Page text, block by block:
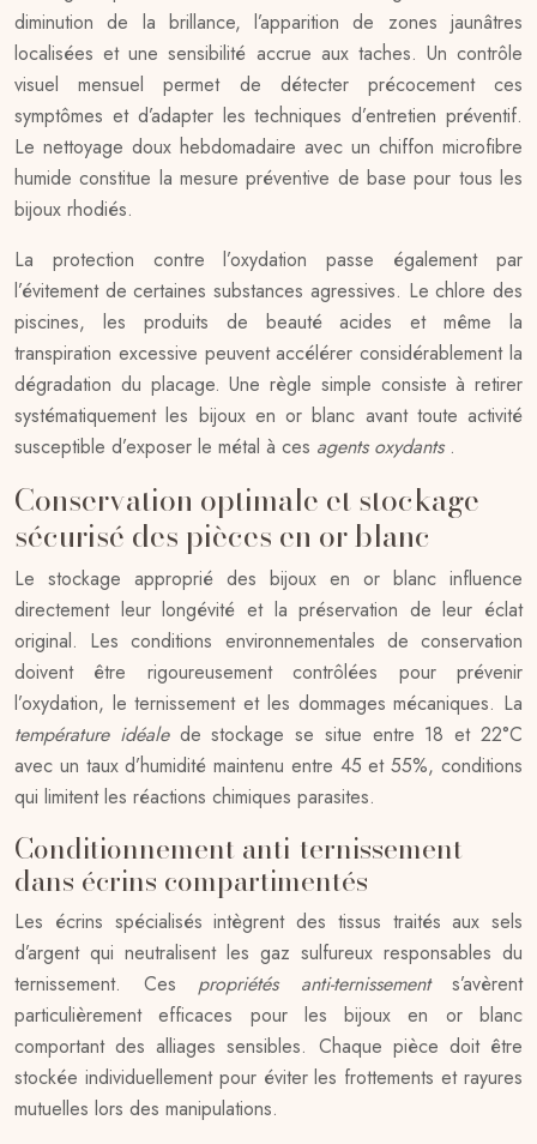
diminution de la brillance, l’apparition de zones jaunâtres
localisées et une sensibilité accrue aux taches. Un contrôle
visuel mensuel permet de détecter précocement ces
symptômes et d’adapter les techniques d’entretien préventif.
Le nettoyage doux hebdomadaire avec un chiffon microfibre
humide constitue la mesure préventive de base pour tous les
bijoux rhodiés.
La protection contre l’oxydation passe également par
l’évitement de certaines substances agressives. Le chlore des
piscines, les produits de beauté acides et même la
transpiration excessive peuvent accélérer considérablement la
dégradation du placage. Une règle simple consiste à retirer
systématiquement les bijoux en or blanc avant toute activité
susceptible d’exposer le métal à ces agents oxydants .
Conservation optimale et stockage
sécurisé des pièces en or blanc
Le stockage approprié des bijoux en or blanc influence
directement leur longévité et la préservation de leur éclat
original. Les conditions environnementales de conservation
doivent être rigoureusement contrôlées pour prévenir
l’oxydation, le ternissement et les dommages mécaniques. La
température idéale de stockage se situe entre 18 et 22°C
avec un taux d’humidité maintenu entre 45 et 55%, conditions
qui limitent les réactions chimiques parasites.
Conditionnement anti-ternissement
dans écrins compartimentés
Les écrins spécialisés intègrent des tissus traités aux sels
d’argent qui neutralisent les gaz sulfureux responsables du
ternissement. Ces propriétés anti-ternissement s’avèrent
particulièrement efficaces pour les bijoux en or blanc
comportant des alliages sensibles. Chaque pièce doit être
stockée individuellement pour éviter les frottements et rayures
mutuelles lors des manipulations.